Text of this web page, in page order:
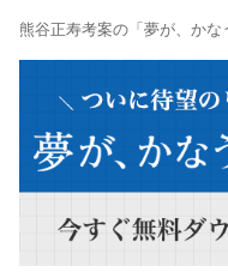
熊谷正寿考案の「夢が、かな